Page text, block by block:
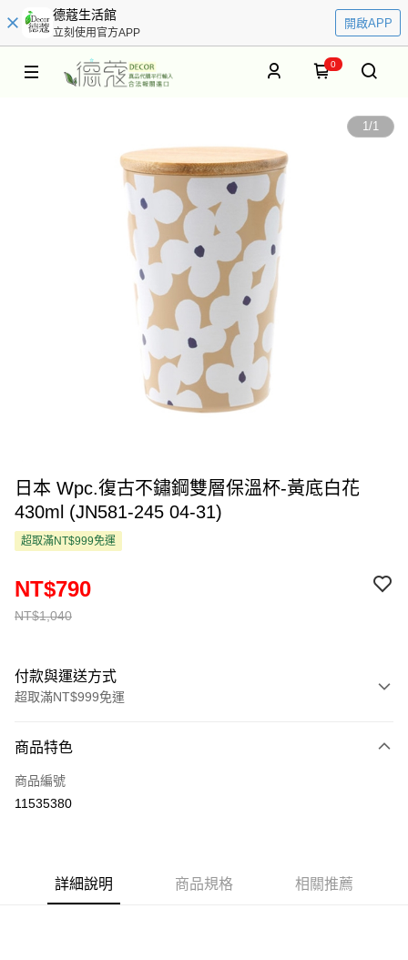
德蔻生活館
立刻使用官方APP
開啟APP
0
1/1
日本 Wpc.復古不鏽鋼雙層保溫杯-黃底白花
430ml (JN581-245 04-31)
超取滿NT$999免運
NT$1,040
NT$790
付款與運送方式
超取滿NT$999免運
信用卡一次付款
超商取貨付款
街口支付
商品特色
商品編號
11535380
詳細說明 商品規格 相關推薦